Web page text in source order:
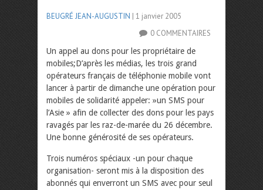
BEUGRÉ JEAN-AUGUSTIN | 1 janvier 2005
0 COMMENTAIRES
Un appel au dons pour les propriétaire de
mobiles;D’après les médias, les trois grand
opérateurs français de téléphonie mobile vont
lancer à partir de dimanche une opération pour
mobiles de solidarité appeler: »un SMS pour
l’Asie » afin de collecter des dons pour les pays
ravagés par les raz-de-marée du 26 décembre.
Une bonne générosité de ses opérateurs.
Trois numéros spéciaux -un pour chaque
organisation- seront mis à la disposition des
abonnés qui enverront un SMS avec pour seul